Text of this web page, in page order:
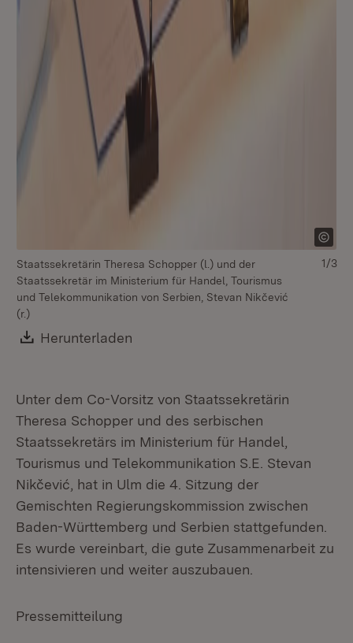
Staatssekretärin Theresa Schopper (l.) und der
Staatssekretär im Ministerium für Handel, Tourismus
und Telekommunikation von Serbien, Stevan Nikčević
(r.)
Download:
Herunterladen
1/3
Unter dem Co-Vorsitz von Staatssekretärin
Theresa Schopper und des serbischen
Staatssekretärs im Ministerium für Handel,
Tourismus und Telekommunikation S.E. Stevan
Nikčević, hat in Ulm die 4. Sitzung der
Gemischten Regierungskommission zwischen
Baden-Württemberg und Serbien stattgefunden.
Es wurde vereinbart, die gute Zusammenarbeit zu
intensivieren und weiter auszubauen.
Pressemitteilung